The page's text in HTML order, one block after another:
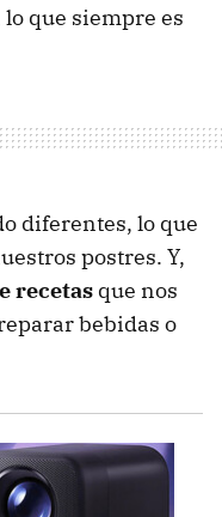
que siempre es
diferentes, lo que
postres. Y,
recetas que nos
bebidas o